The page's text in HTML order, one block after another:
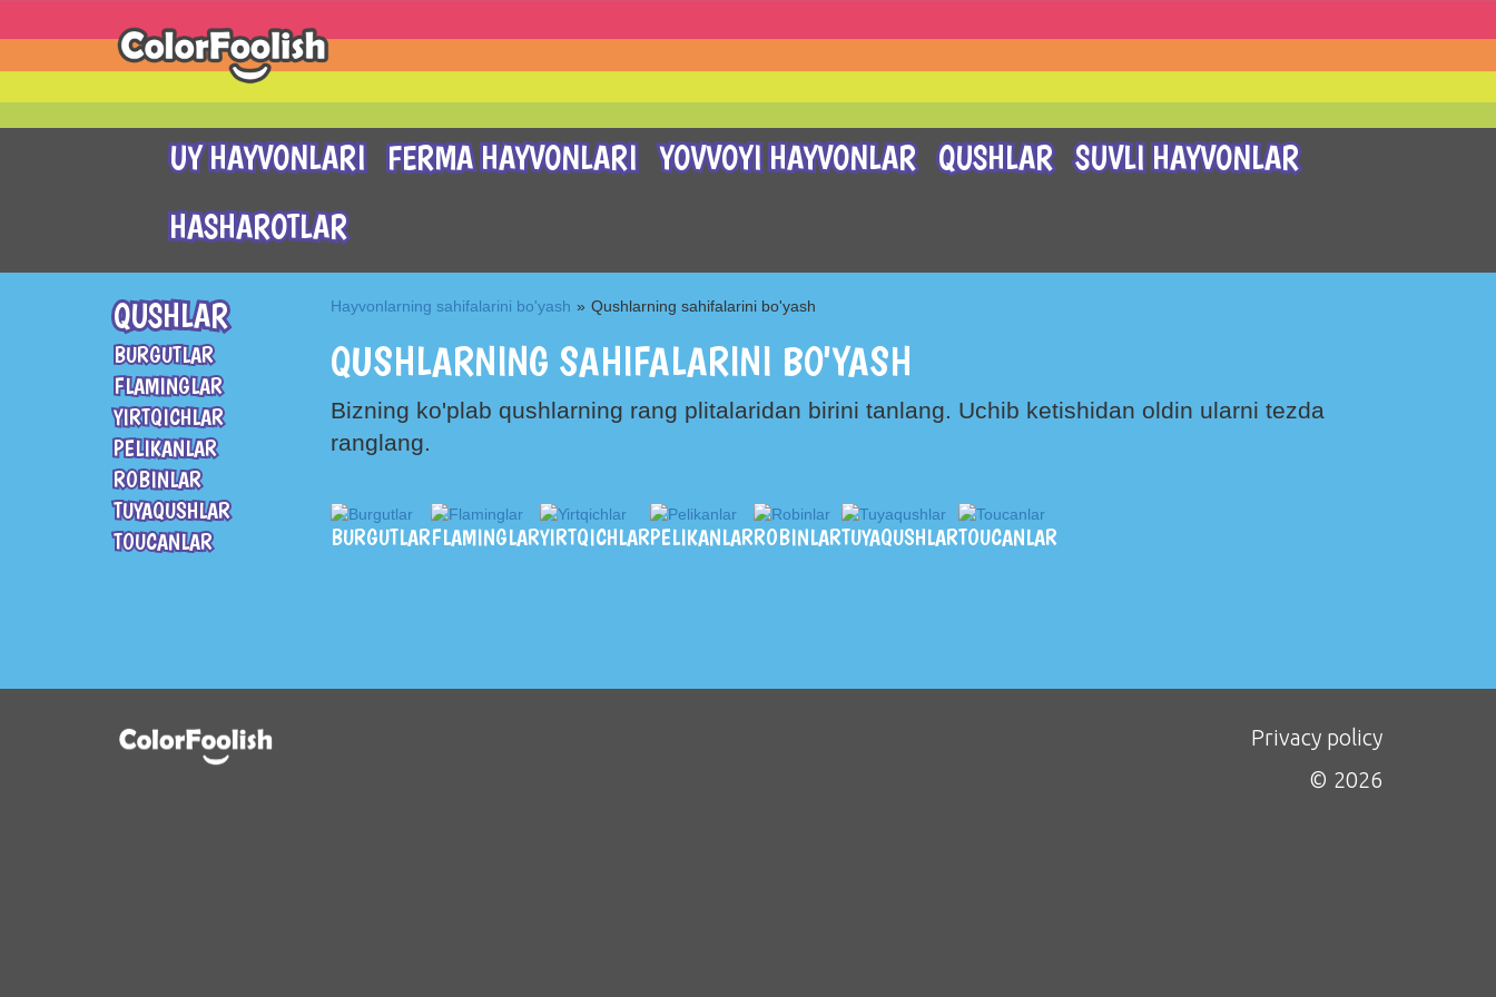
UY HAYVONLARI FERMA HAYVONLARI YOVVOYI HAYVONLAR QUSHLAR SUVLI HAYVONLAR
HASHAROTLAR
QUSHLAR
BURGUTLAR
FLAMINGLAR
YIRTQICHLAR
PELIKANLAR
ROBINLAR
TUYAQUSHLAR
TOUCANLAR
Hayvonlarning sahifalarini bo'yash » Qushlarning sahifalarini bo'yash
QUSHLARNING SAHIFALARINI BO'YASH
Bizning ko'plab qushlarning rang plitalaridan birini tanlang. Uchib ketishidan oldin ularni tezda
ranglang.
BURGUTLARFLAMINGLARYIRTQICHLARPELIKANLARROBINLARTUYAQUSHLARTOUCANLAR
Privacy policy
© 2026